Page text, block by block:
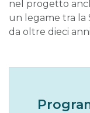
nel progetto
un legame tra la
da oltre dieci